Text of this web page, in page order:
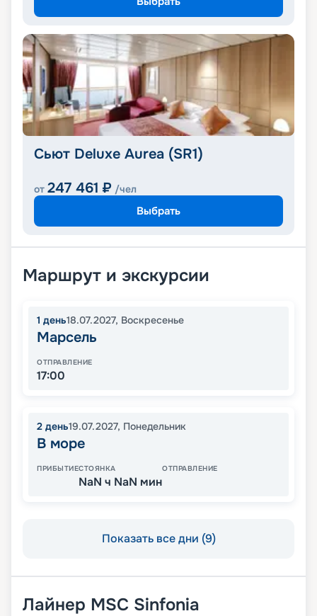
Сьют Deluxe Aurea (SR1)
от 247 461 ₽ /чел
Выбрать
Маршрут и экскурсии
1 день18.07.2027, Воскресенье
Марсель
ОТПРАВЛЕНИЕ
17:00
2 день19.07.2027, Понедельник
В море
ПРИБЫТИЕСТОЯНКА
NaN ч NaN мин
ОТПРАВЛЕНИЕ
Показать все дни (9)
Лайнер MSC Sinfonia